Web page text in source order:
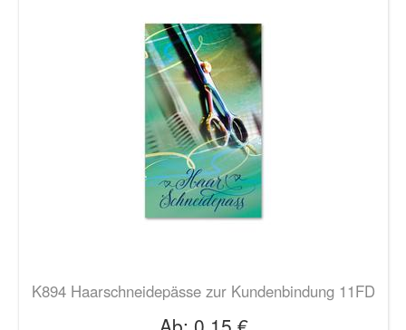
K894 Haarschneidepässe zur Kundenbindung 11FD